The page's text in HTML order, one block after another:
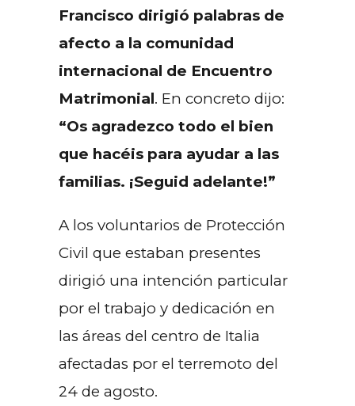
Francisco dirigió palabras de
afecto a la comunidad
internacional de Encuentro
Matrimonial. En concreto dijo:
“Os agradezco todo el bien
que hacéis para ayudar a las
familias. ¡Seguid adelante!”
A los voluntarios de Protección
Civil que estaban presentes
dirigió una intención particular
por el trabajo y dedicación en
las áreas del centro de Italia
afectadas por el terremoto del
24 de agosto.